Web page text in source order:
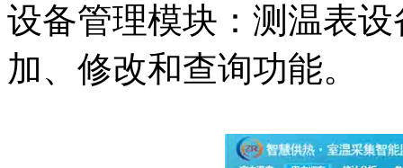
设备管理模块：测温表
加、修改和查询功能。